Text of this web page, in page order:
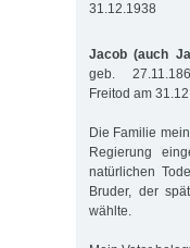
31.12.1938
Jacob (auch
geb.
Freitod am
Die Familie
Regierung
natürlichen
Bruder, der
wählte.